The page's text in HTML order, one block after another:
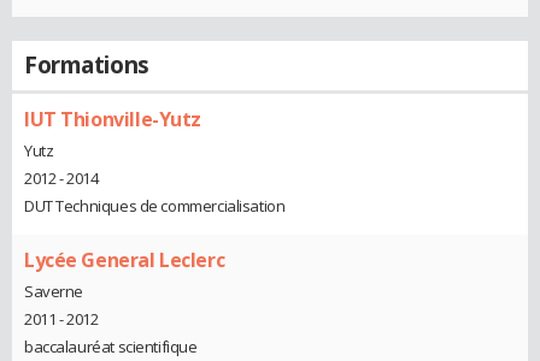
Formations
IUT Thionville-Yutz
Yutz
2012 - 2014
DUT Techniques de commercialisation
Lycée General Leclerc
Saverne
2011 - 2012
baccalauréat scientifique